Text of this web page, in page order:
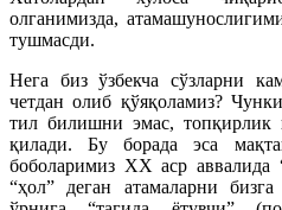
олганимизда,
тушмасди.
Нега биз ўзбекча сўзларни
четдан олиб қўяқоламиз?
тил билишни эмас, топқирлик
қилади. Бу борада эса
боболаримиз ХХ аср аввалида
“ҳол” деган атамаларни